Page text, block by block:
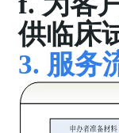
供临床
3. 服务